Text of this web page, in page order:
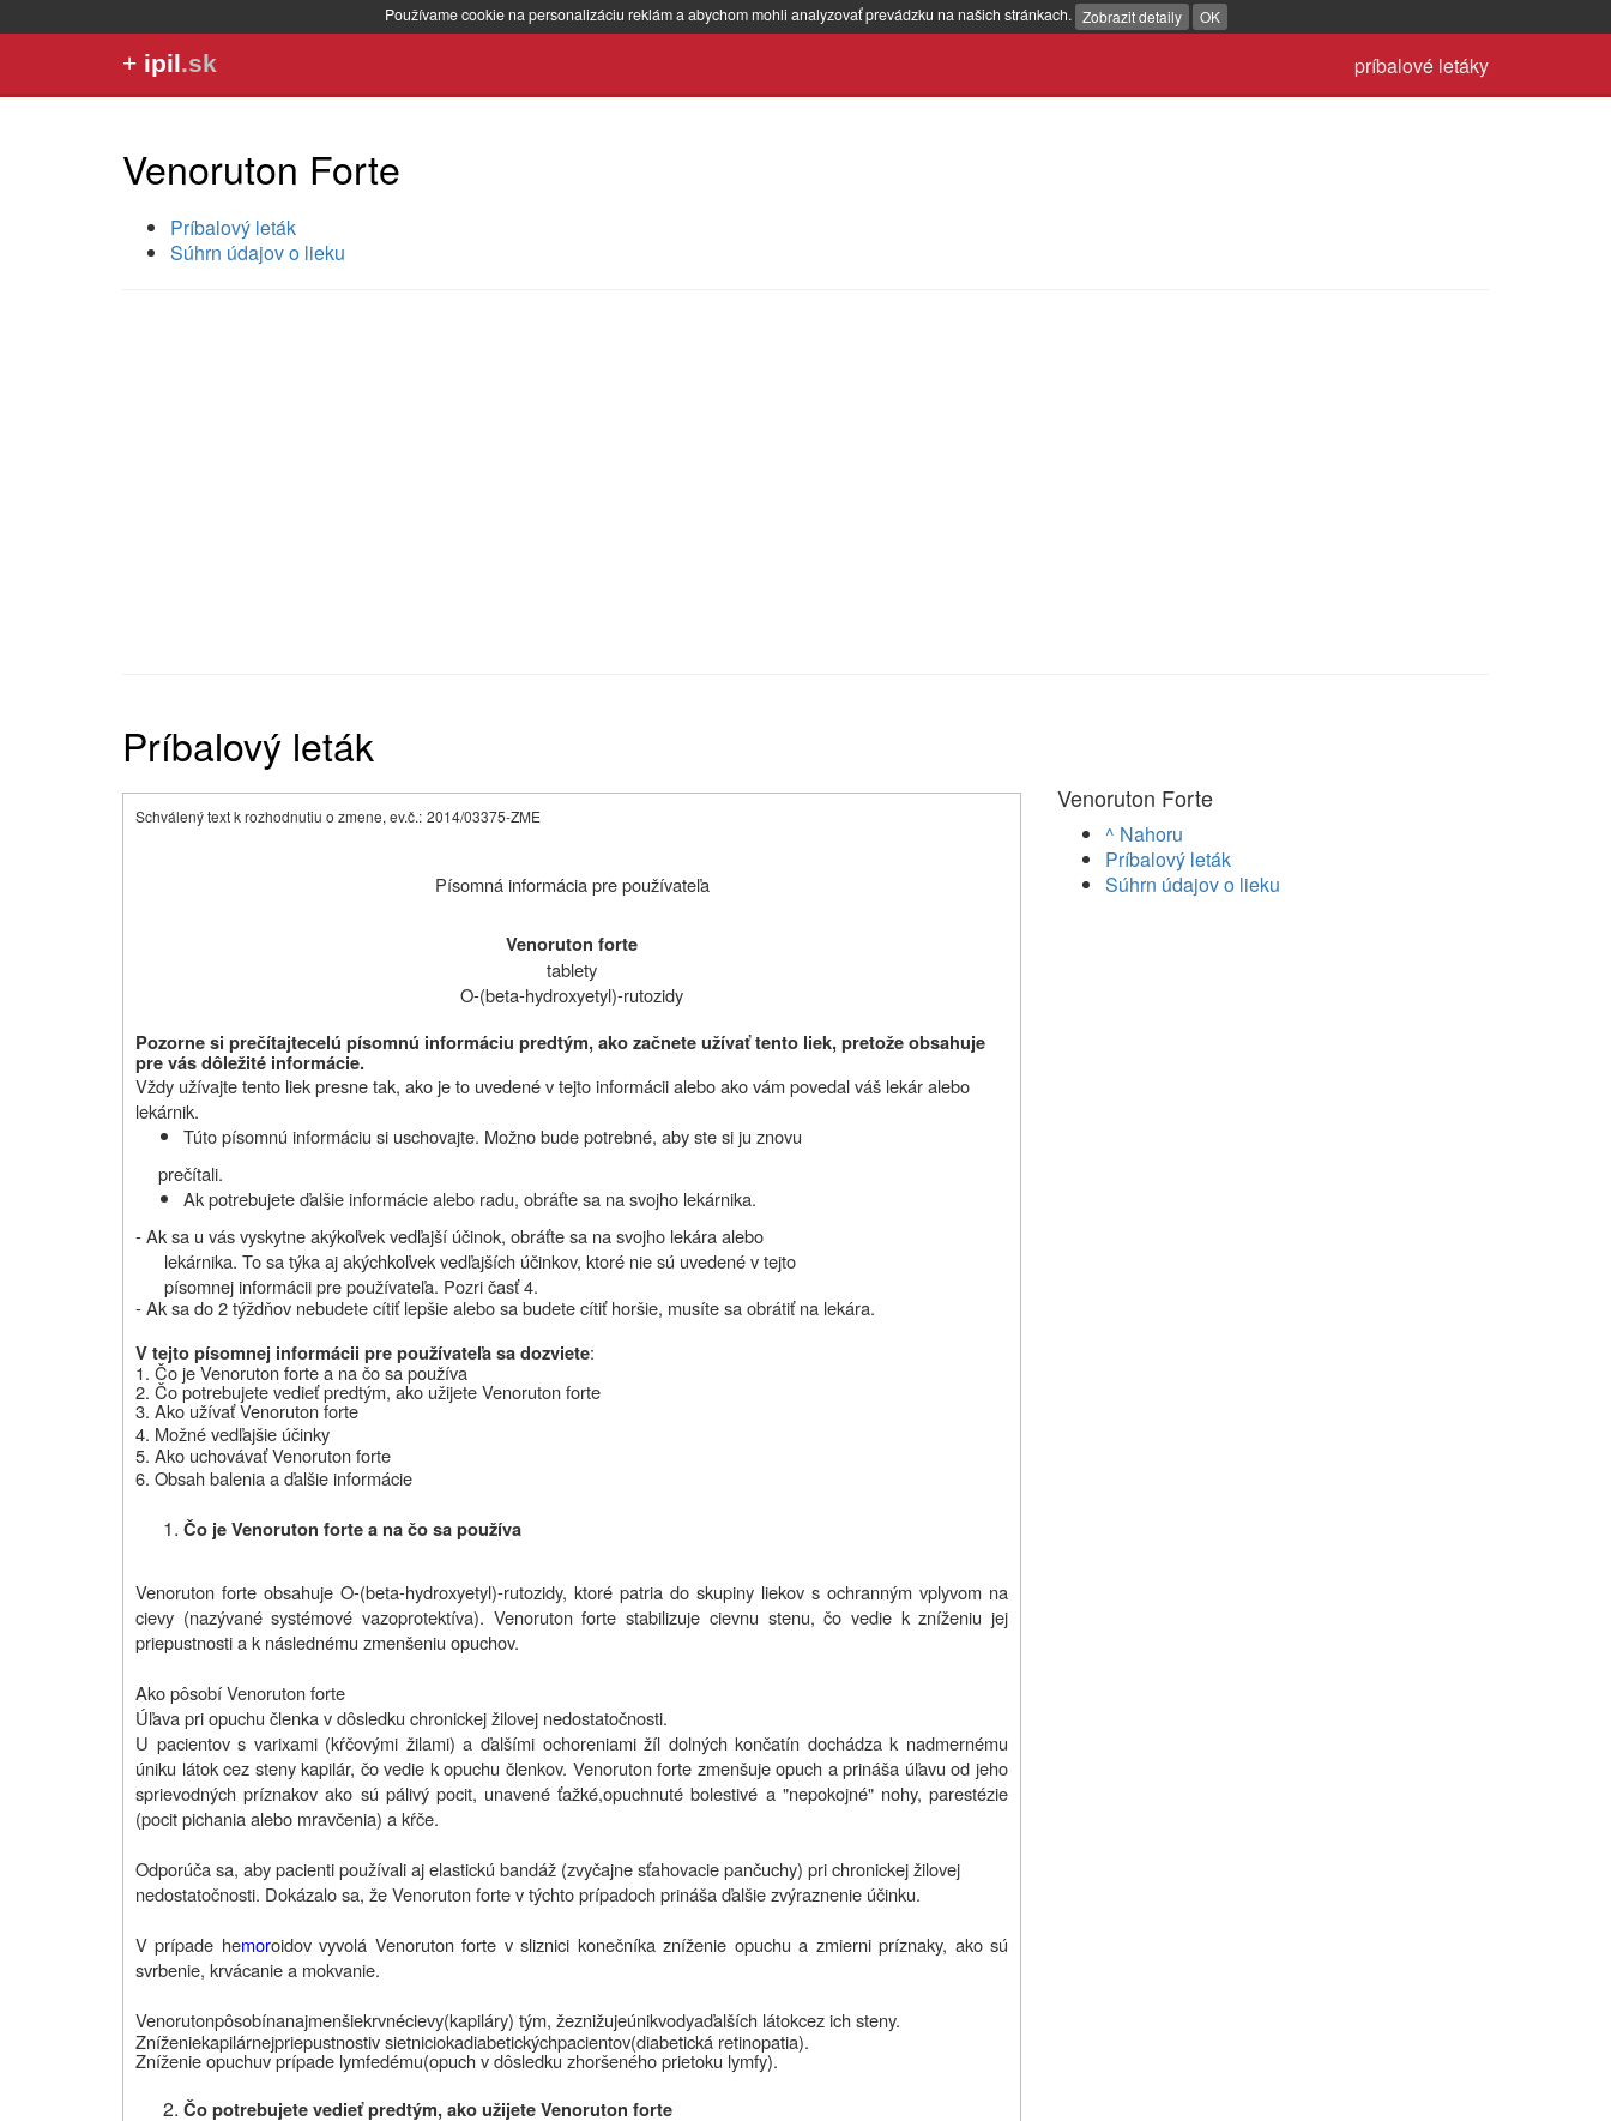
Používame cookie na personalizáciu reklám a abychom mohli analyzovať prevádzku na našich stránkach. Zobrazit detaily OK
príbalové letáky
+ ipil.sk
Venoruton Forte
Príbalový leták
Súhrn údajov o lieku
Príbalový leták
Schválený text k rozhodnutiu o zmene, ev.č.: 2014/03375-ZME
Písomná informácia pre používateľa
Venoruton forte
tablety
O-(beta-hydroxyetyl)-rutozidy
Pozorne si prečítajtecelú písomnú informáciu predtým, ako začnete užívať tento liek, pretože obsahuje
pre vás dôležité informácie.
Vždy užívajte tento liek presne tak, ako je to uvedené v tejto informácii alebo ako vám povedal váš lekár alebo
lekárnik.
Túto písomnú informáciu si uschovajte. Možno bude potrebné, aby ste si ju znovu
prečítali.
Ak potrebujete ďalšie informácie alebo radu, obráťte sa na svojho lekárnika.
- Ak sa u vás vyskytne akýkoľvek vedľajší účinok, obráťte sa na svojho lekára alebo
lekárnika. To sa týka aj akýchkoľvek vedľajších účinkov, ktoré nie sú uvedené v tejto
písomnej informácii pre používateľa. Pozri časť 4.
- Ak sa do 2 týždňov nebudete cítiť lepšie alebo sa budete cítiť horšie, musíte sa obrátiť na lekára.
V tejto písomnej informácii pre používateľa sa dozviete:
1. Čo jeVenoruton fortea na čo sa používa
2. Čo potrebujete vedieť predtým, ako užijeteVenoruton forte
3. Ako užívaťVenoruton forte
4. Možné vedľajšie účinky
5. Ako uchovávaťVenoruton forte
6. Obsah balenia a ďalšie informácie
Čo je Venoruton forte a na čo sa používa
Venoruton forte obsahuje O-(beta-hydroxyetyl)-rutozidy, ktoré patria do skupiny liekov s ochranným vplyvom na
cievy (nazývané systémové vazoprotektíva). Venoruton forte stabilizuje cievnu stenu, čo vedie k zníženiu jej
priepustnosti a k následnému zmenšeniu opuchov.
Ako pôsobí Venoruton forte
Úľava pri opuchu členka v dôsledku chronickej žilovej nedostatočnosti.
U pacientov s varixami (kŕčovými žilami) a ďalšími ochoreniami žíl dolných končatín dochádza k nadmernému
úniku látok cez steny kapilár, čo vedie k opuchu členkov. Venoruton forte zmenšuje opuch a prináša úľavu od jeho
sprievodných príznakov ako sú pálivý pocit, unavené ťažké,opuchnuté bolestivé a "nepokojné" nohy, parestézie
(pocit pichania alebo mravčenia) a kŕče.
Odporúča sa, aby pacienti používali aj elastickú bandáž (zvyčajne sťahovacie pančuchy) pri chronickej žilovej
nedostatočnosti. Dokázalo sa, že Venoruton forte v týchto prípadoch prináša ďalšie zvýraznenie účinku.
V prípade hemoroidov vyvolá Venoruton forte v sliznici konečníka zníženie opuchu a zmierni príznaky, ako sú
svrbenie, krvácanie a mokvanie.
Venorutonpôsobínanajmenšiekrvnécievy(kapiláry) tým, žeznižujeúnikvodyaďalších látokcez ichsteny.
Zníženiekapilárnejpriepustnostivsietniciokadiabetickýchpacientov(diabetická retinopatia).
Zníženie opuchuv prípade lymfedému(opuch v dôsledku zhoršeného prietoku lymfy).
Čo potrebujete vedieť predtým, ako užijete Venoruton forte
Venoruton Forte
^ Nahoru
Príbalový leták
Súhrn údajov o lieku